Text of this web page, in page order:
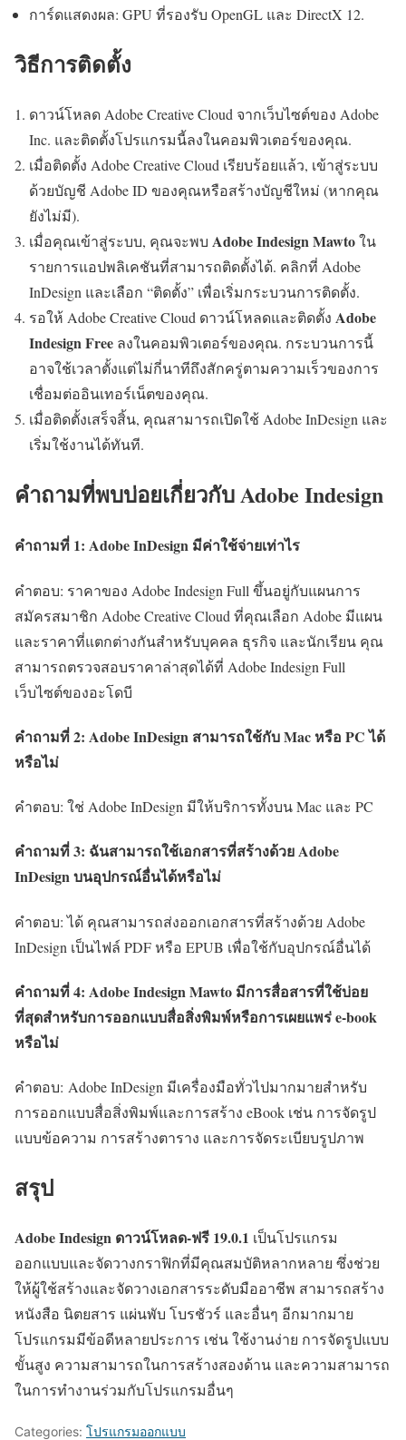
การ์ดแสดงผล: GPU ที่รองรับ OpenGL และ DirectX 12.
วิธีการติดตั้ง
ดาวน์โหลด Adobe Creative Cloud จากเว็บไซต์ของ Adobe
Inc. และติดตั้งโปรแกรมนี้ลงในคอมพิวเตอร์ของคุณ.
เมื่อติดตั้ง Adobe Creative Cloud เรียบร้อยแล้ว, เข้าสู่ระบบ
ด้วยบัญชี Adobe ID ของคุณหรือสร้างบัญชีใหม่ (หากคุณ
ยังไม่มี).
เมื่อคุณเข้าสู่ระบบ, คุณจะพบ Adobe Indesign Mawtoใน
รายการแอปพลิเคชันที่สามารถติดตั้งได้. คลิกที่ Adobe
InDesign และเลือก “ติดตั้ง” เพื่อเริ่มกระบวนการติดตั้ง.
รอให้ Adobe Creative Cloud ดาวน์โหลดและติดตั้ง Adobe
Indesign Free ลงในคอมพิวเตอร์ของคุณ. กระบวนการนี้
อาจใช้เวลาตั้งแต่ไม่กี่นาทีถึงสักครู่ตามความเร็วของการ
เชื่อมต่ออินเทอร์เน็ตของคุณ.
เมื่อติดตั้งเสร็จสิ้น, คุณสามารถเปิดใช้ Adobe InDesign และ
เริ่มใช้งานได้ทันที.
คำถามที่พบบ่อยเกี่ยวกับ Adobe Indesign
คำถามที่ 1: Adobe InDesign มีค่าใช้จ่ายเท่าไร
คำตอบ: ราคาของ Adobe Indesign Full ขึ้นอยู่กับแผนการ
สมัครสมาชิก Adobe Creative Cloud ที่คุณเลือก Adobe มีแผน
และราคาที่แตกต่างกันสำหรับบุคคล ธุรกิจ และนักเรียน คุณ
สามารถตรวจสอบราคาล่าสุดได้ที่ Adobe Indesign Full
เว็บไซต์ของอะโดบี
คำถามที่ 2: Adobe InDesign สามารถใช้กับ Mac หรือ PC ได้
หรือไม่
คำตอบ: ใช่ Adobe InDesign มีให้บริการทั้งบน Mac และ PC
คำถามที่ 3: ฉันสามารถใช้เอกสารที่สร้างด้วย Adobe
InDesign บนอุปกรณ์อื่นได้หรือไม่
คำตอบ: ได้ คุณสามารถส่งออกเอกสารที่สร้างด้วย Adobe
InDesign เป็นไฟล์ PDF หรือ EPUB เพื่อใช้กับอุปกรณ์อื่นได้
คำถามที่ 4: Adobe Indesign Mawto มีการสื่อสารที่ใช้บ่อย
ที่สุดสำหรับการออกแบบสื่อสิ่งพิมพ์หรือการเผยแพร่ e-book
หรือไม่
คำตอบ: Adobe InDesign มีเครื่องมือทั่วไปมากมายสำหรับ
การออกแบบสื่อสิ่งพิมพ์และการสร้าง eBook เช่น การจัดรูป
แบบข้อความ การสร้างตาราง และการจัดระเบียบรูปภาพ
สรุป
Adobe Indesign ดาวน์โหลด-ฟรี 19.0.1 เป็นโปรแกรม
ออกแบบและจัดวางกราฟิกที่มีคุณสมบัติหลากหลาย ซึ่งช่วย
ให้ผู้ใช้สร้างและจัดวางเอกสารระดับมืออาชีพ สามารถสร้าง
หนังสือ นิตยสาร แผ่นพับ โบรชัวร์ และอื่นๆ อีกมากมาย
โปรแกรมมีข้อดีหลายประการ เช่น ใช้งานง่าย การจัดรูปแบบ
ขั้นสูง ความสามารถในการสร้างสองด้าน และความสามารถ
ในการทำงานร่วมกับโปรแกรมอื่นๆ
Categories: โปรแกรมออกแบบ